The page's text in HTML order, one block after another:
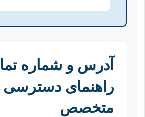
آدرس و شماره
راهنمای دسترسی
متخصص